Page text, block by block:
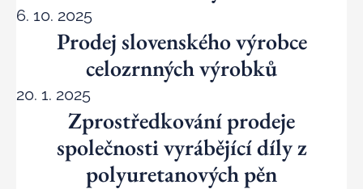
6. 10. 2025
Prodej slovenského výrobce
celozrnných výrobků
20. 1. 2025
Zprostředkování prodeje
společnosti vyrábějící díly z
polyuretanových pěn